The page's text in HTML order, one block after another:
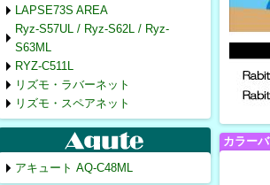
カラー
LAPSE73S AREA
Ryz-S57UL / Ryz-S62L / Ryz-
S63ML
RYZ-C511L
リズモ・ラバーネット
リズモ・スペアネット
アキュート AQ-C48ML